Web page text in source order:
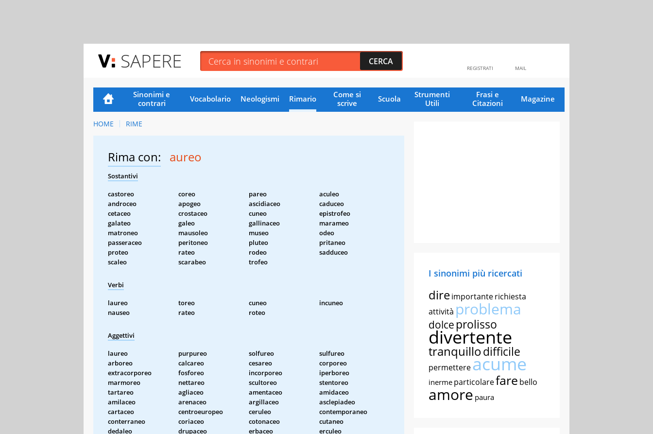
SAPERE MAIL
REGISTRATI
Sinonimi e
contrari
Vocabolario Neologismi Rimario
Come si
scrive
Scuola
Strumenti
Utili
Frasi e
Citazioni
Magazine
HOME RIME
Rima con: aureo
Sostantivi
castoreo coreo pareo
aculeo
androceo
apogeo ascidiaceo
caduceo
cetaceo
crostaceo cuneo
epistrofeo
galateo
galeo gallinaceo
marameo
matroneo
mausoleo museo
odeo
passeraceo
peritoneo pluteo
pritaneo
proteo
rateo rodeo
sadduceo
scaleo
scarabeo trofeo
Verbi
laureo toreo cuneo
incuneo
nauseo
rateo roteo
Aggettivi
laureo purpureo solfureo
sulfureo
arboreo
calcareo cesareo
corporeo
extracorporeo
fosforeo incorporeo
iperboreo
marmoreo
nettareo scultoreo
stentoreo
tartareo
agliaceo amentaceo
amidaceo
amilaceo
arenaceo argillaceo
asclepiadeo
cartaceo
centroeuropeo ceruleo
contemporaneo
conterraneo
coriaceo cotonaceo
cutaneo
dedaleo
drupaceo erbaceo
erculeo
I sinonimi più ricercati
direimportanterichiesta
attività problema
dolce prolisso
divertente
tranquillodifficile
permettereacume
inerme particolarefare bello
amore paura